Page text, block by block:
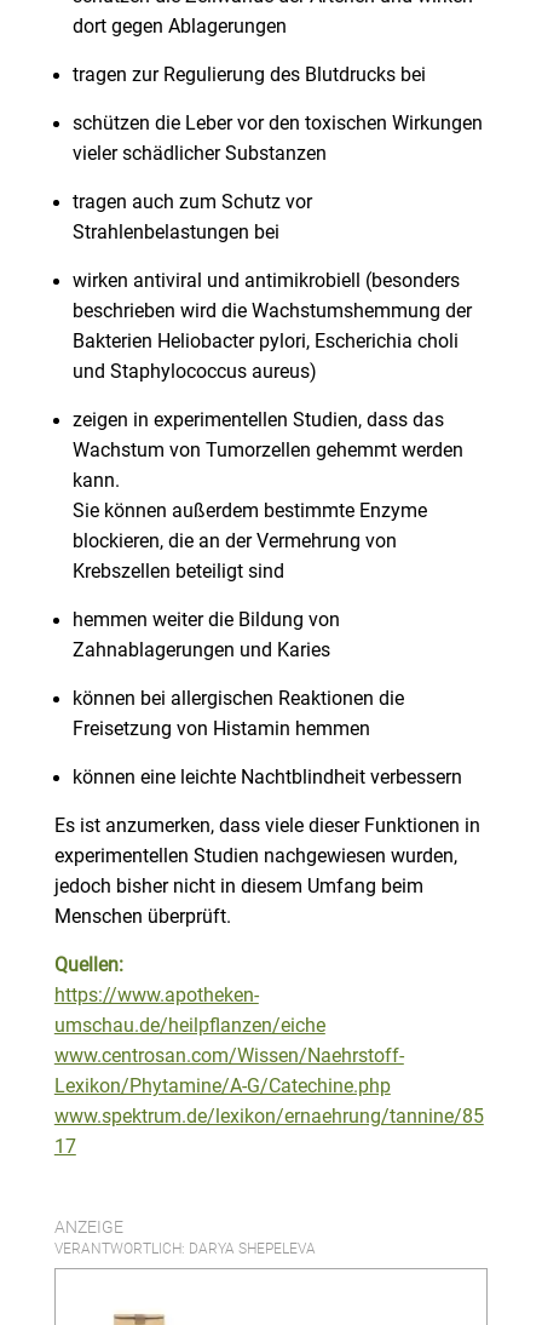
dort gegen Ablagerungen
tragen zur Regulierung des Blutdrucks bei
schützen die Leber vor den toxischen Wirkungen
vieler schädlicher Substanzen
tragen auch zum Schutz vor
Strahlenbelastungen bei
wirken antiviral und antimikrobiell (besonders
beschrieben wird die Wachstumshemmung der
Bakterien Heliobacter pylori, Escherichia choli
und Staphylococcus aureus)
zeigen in experimentellen Studien, dass das
Wachstum von Tumorzellen gehemmt werden
kann.
Sie können außerdem bestimmte Enzyme
blockieren, die an der Vermehrung von
Krebszellen beteiligt sind
hemmen weiter die Bildung von
Zahnablagerungen und Karies
können bei allergischen Reaktionen die
Freisetzung von Histamin hemmen
können eine leichte Nachtblindheit verbessern
Es ist anzumerken, dass viele dieser Funktionen in
experimentellen Studien nachgewiesen wurden,
jedoch bisher nicht in diesem Umfang beim
Menschen überprüft.
Quellen:
https://www.apotheken-
umschau.de/heilpflanzen/eiche
www.centrosan.com/Wissen/Naehrstoff-
Lexikon/Phytamine/A-G/Catechine.php
www.spektrum.de/lexikon/ernaehrung/tannine/85
17
ANZEIGE
VERANTWORTLICH: DARYA SHEPELEVA